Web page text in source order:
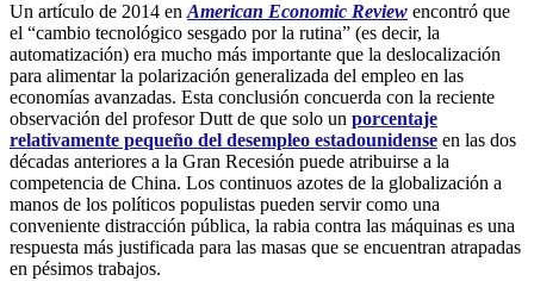
Un artículo de 2014 en American Economic Review encontró que
el “cambio tecnológico sesgado por la rutina” (es decir, la
automatización) era mucho más importante que la deslocalización
para alimentar la polarización generalizada del empleo en las
economías avanzadas. Esta conclusión concuerda con la reciente
observación del profesor Dutt de que solo un porcentaje
relativamente pequeño del desempleo estadounidense en las dos
décadas anteriores a la Gran Recesión puede atribuirse a la
competencia de China. Los continuos azotes de la globalización a
manos de los políticos populistas pueden servir como una
conveniente distracción pública, la rabia contra las máquinas es una
respuesta más justificada para las masas que se encuentran atrapadas
en pésimos trabajos.